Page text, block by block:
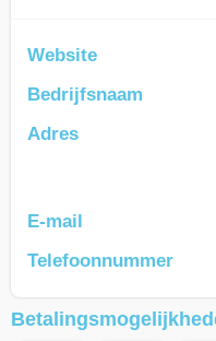
Website
Bedrijfsnaam
Adres
E-mail
Telefoonnummer